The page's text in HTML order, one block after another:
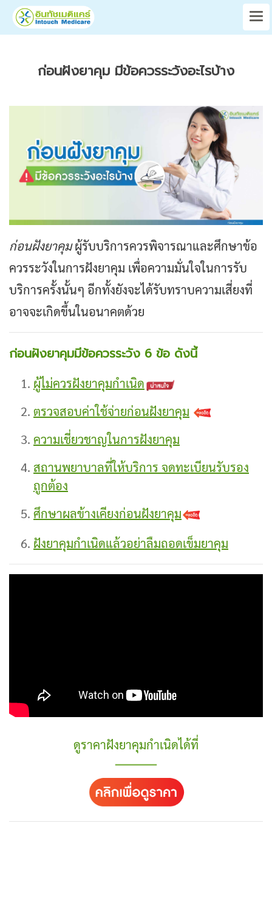
ก่อนฝังยาคุม มีข้อควรระวังอะไรบ้าง
ก่อนฝังยาคุมผู้รับบริการควรพิจารณาและศึกษาข้อ
ควรระวังในการฝังยาคุม เพื่อความมั่นใจในการรับ
บริการครั้งนั้นๆ อีกทั้งยังจะได้รับทราบความเสี่ยงที่
อาจจะเกิดขึ้นในอนาคตด้วย
ก่อนฝังยาคุมมีข้อควรระวัง 6 ข้อ ดังนี้
ผู้ไม่ควรฝังยาคุมกำเนิด
ตรวจสอบค่าใช้จ่ายก่อนฝังยาคุม
ความเชี่ยวชาญในการฝังยาคุม
สถานพยาบาลที่ให้บริการ จดทะเบียนรับรอง
ถูกต้อง
ศึกษาผลข้างเคียงก่อนฝังยาคุม
ฝังยาคุมกำเนิดแล้วอย่าลืมถอดเข็มยาคุม
ดูราคาฝังยาคุมกำเนิดได้ที่